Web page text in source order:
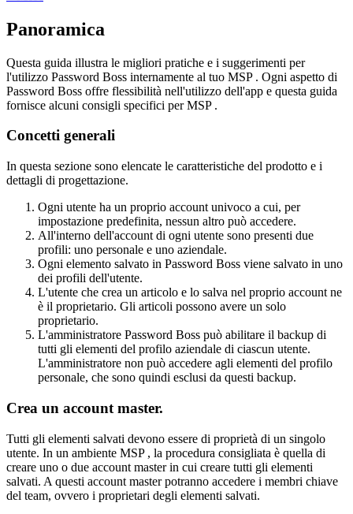
Panoramica
Questa guida illustra le migliori pratiche e i suggerimenti per
l'utilizzo Password Boss internamente al tuo MSP . Ogni aspetto di
Password Boss offre flessibilità nell'utilizzo dell'app e questa guida
fornisce alcuni consigli specifici per MSP .
Concetti generali
In questa sezione sono elencate le caratteristiche del prodotto e i
dettagli di progettazione.
Ogni utente ha un proprio account univoco a cui, per
impostazione predefinita, nessun altro può accedere.
All'interno dell'account di ogni utente sono presenti due
profili: uno personale e uno aziendale.
Ogni elemento salvato in Password Boss viene salvato in uno
dei profili dell'utente.
L'utente che crea un articolo e lo salva nel proprio account ne
è il proprietario. Gli articoli possono avere un solo
proprietario.
L'amministratore Password Boss può abilitare il backup di
tutti gli elementi del profilo aziendale di ciascun utente.
L'amministratore non può accedere agli elementi del profilo
personale, che sono quindi esclusi da questi backup.
Crea un account master.
Tutti gli elementi salvati devono essere di proprietà di un singolo
utente. In un ambiente MSP , la procedura consigliata è quella di
creare uno o due account master in cui creare tutti gli elementi
salvati. A questi account master potranno accedere i membri chiave
del team, ovvero i proprietari degli elementi salvati.